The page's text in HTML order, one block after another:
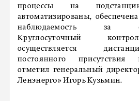
процессы на
автоматизированы,
наблюдаемость за
Круглосуточный
осуществляется
постоянного присутствия
отметил генеральный
Ленэнерго» Игорь Кузьмин.